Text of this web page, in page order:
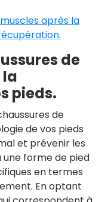
après la
de
la
pieds.
de
de vos pieds
et prévenir les
une forme de pied
en termes
En optant